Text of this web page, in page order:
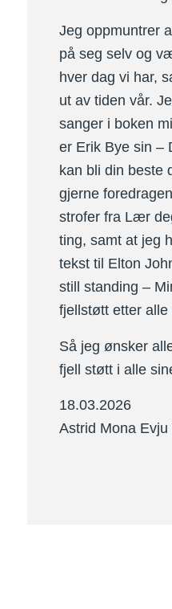
Jeg oppmuntrer
på seg selv og
hver dag vi har,
ut av tiden vår.
sanger i boken
er Erik Bye sin –
kan bli din beste
gjerne
strofer fra Lær
ting, samt at jeg
tekst til Elton
still standing –
fjellstøtt etter
Så jeg ønsker
fjell støtt i alle
18.03.2026
Astrid Mona Evju